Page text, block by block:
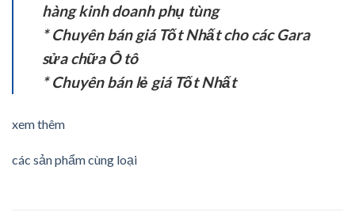
hàng kinh doanh phụ tùng
* Chuyên bán giá Tốt Nhất cho các Gara
sửa chữa Ô tô
* Chuyên bán lẻ giá Tốt Nhất
xem thêm
các sản phẩm cùng loại